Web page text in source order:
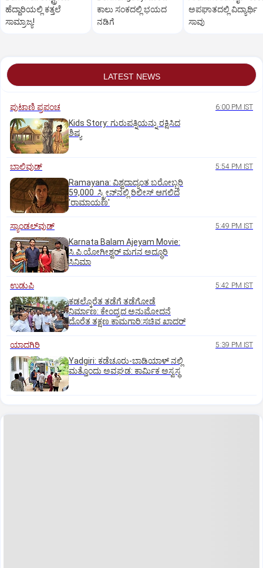
ಹೆದ್ದಾರಿಯಲ್ಲಿ ಕತ್ತಲೆ
ಸಾಮ್ರಾಜ್ಯ!
ಕಾಲು ಸಂಕದಲ್ಲಿ ಭಯದ
ನಡಿಗೆ
ಅಪಘಾತದಲ್ಲಿ ವಿದ್ಯಾರ್ಥಿ
ಸಾವು
LATEST NEWS
ಪುಟಾಣಿ ಪ್ರಪಂಚ 6:00 PM IST
Kids Story: ಗುರುಪತ್ನಿಯನ್ನು ರಕ್ಷಿಸಿದ
ಶಿಷ್ಯ
ಬಾಲಿವುಡ್‌ 5:54 PM IST
Ramayana: ವಿಶ್ವದಾದ್ಯಂತ ಬರೋಬ್ಬರಿ
59,000 ಸ್ಕ್ರೀನ್‌ನಲ್ಲಿ ರಿಲೀಸ್‌ ಆಗಲಿದೆ
'ರಾಮಾಯಣ'
ಸ್ಯಾಂಡಲ್‌ವುಡ್‌ 5:49 PM IST
Karnata Balam Ajeyam Movie:
ಸಿ.ಪಿ.ಯೋಗೀಶ್ವರ್‌ ಮಗನ ಅದ್ಧೂರಿ
ಸಿನಿಮಾ
ಉಡುಪಿ 5:42 PM IST
ಕಡಲ್ಕೊರೆತ ತಡೆಗೆ ತಡೆಗೋಡೆ
ನಿರ್ಮಾಣ: ಕೇಂದ್ರದ ಅನುಮೋದನೆ
ದೊರೆತ ತಕ್ಷಣ ಕಾಮಗಾರಿ:ಸಚಿವ ಖಾದರ್
ಯಾದಗಿರಿ 5:39 PM IST
Yadgiri: ಕಡೆಚೂರು-ಬಾಡಿಯಾಳ್ ನಲ್ಲಿ
ಮತ್ತೊಂದು ಅವಘಡ: ಕಾರ್ಮಿಕ ಅಸ್ವಸ್ಥ